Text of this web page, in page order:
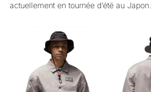
actuellement en tournée d’été au Japon.